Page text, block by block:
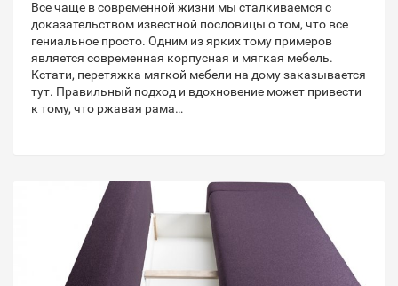
Все чаще в современной жизни мы сталкиваемся с
доказательством известной пословицы о том, что все
гениальное просто. Одним из ярких тому примеров
является современная корпусная и мягкая мебель.
Кстати, перетяжка мягкой мебели на дому заказывается
тут. Правильный подход и вдохновение может привести
к тому, что ржавая рама…